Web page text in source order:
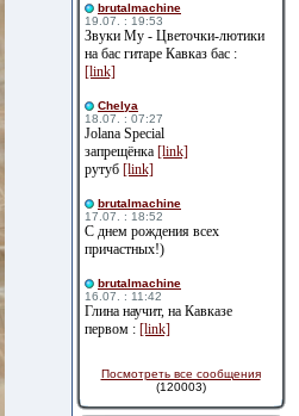
brutalmachine
19.07. : 19:53
Звуки Му - Цветочки-лютики
на бас гитаре Кавказ бас :
[link]
Сhelya
18.07. : 07:27
Jolana Special
запрещёнка [link]
рутуб [link]
brutalmachine
17.07. : 18:52
С днем рождения всех
причастных!)
brutalmachine
16.07. : 11:42
Глина научит, на Кавказе
первом : [link]
Посмотреть все сообщения
(120003)